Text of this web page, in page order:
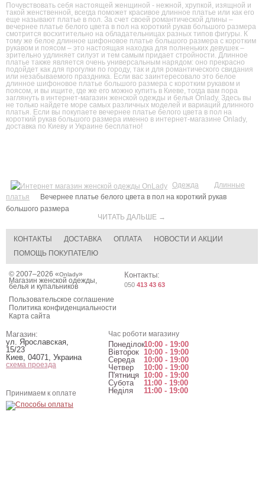
Почувствовать себя настоящей женщиной - нежной, хрупкой, изящной и
такой женственной, всегда поможет красивое длинное платье или как его
еще называют платье в пол. За счет своей романтической длины –
вечернее платье белого цвета в пол на короткий рукав большого размера
смотрится восхитительно на обладательницах разных типов фигуры. К
тому же белое длинное шифоновое платье большого размера с коротким
рукавом и поясом – это настоящая находка для полненьких девушек –
зрительно удлиняет силуэт и тем самым придает стройности. Длинное
платье также является очень универсальным нарядом: оно прекрасно
подойдет как для прогулки по городу, так и для романтического свидания
или незабываемого праздника. Если вас заинтересовало это белое
длинное шифоновое платье большого размера с коротким рукавом и
поясом, и вы ищите, где же его можно купить в Киеве, тогда вам пора
заглянуть в интернет-магазин женской одежды и белья Onlady. Здесь вы
не только найдете море самых различных моделей и вариаций длинного
платья. Если вы покупаете вечернее платье белого цвета в пол на
короткий рукав большого размера именно в интернет-магазине Onlady,
доставка по Киеву и Украине бесплатно!
ЧИТАТЬ ДАЛЬШЕ →
Одежда
Длинные
платья
Вечернее платье белого цвета в пол на короткий рукав
большого размера
КОНТАКТЫ ДОСТАВКА ОПЛАТА
НОВОСТИ И АКЦИИ
ПОМОЩЬ ПОКУПАТЕЛЮ
© 2007–2026 «Onlady»
Магазин женской одежды,
белья и купальников
Пользовательское соглашение
Политика конфиденциальности
Карта сайта
Контакты:
050 413 43 63
Магазин:
ул. Ярославская,
15/23
Киев 04071 Украина
схема проезда
Час роботи магазину
Понеділок10:00 - 19:00
Вівторок 10:00 - 19:00
Середа
10:00 - 19:00
Четвер
10:00 - 19:00
П'ятниця 10:00 - 19:00
Субота
11:00 - 19:00
Неділя
11:00 - 19:00
Принимаем к оплате